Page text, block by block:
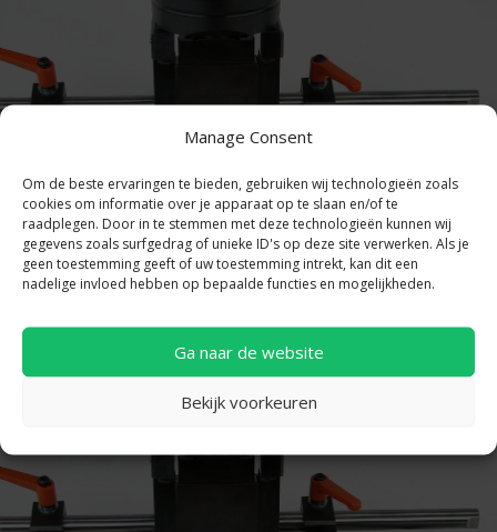
Manage Consent
Om de beste ervaringen te bieden, gebruiken wij technologieën zoals
cookies om informatie over je apparaat op te slaan en/of te
raadplegen. Door in te stemmen met deze technologieën kunnen wij
gegevens zoals surfgedrag of unieke ID's op deze site verwerken. Als je
geen toestemming geeft of uw toestemming intrekt, kan dit een
nadelige invloed hebben op bepaalde functies en mogelijkheden.
Ga naar de website
Bekijk voorkeuren
Units uitkapper voor zinkuitloop